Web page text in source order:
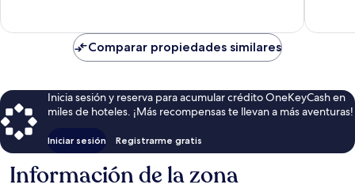
Comparar propiedades similares
Inicia sesión y reserva para acumular crédito OneKeyCash en
miles de hoteles. ¡Más recompensas te llevan a más aventuras!
Iniciar sesión Registrarme gratis
Información de la zona